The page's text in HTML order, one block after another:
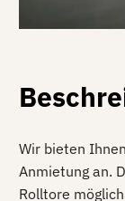
Wir bieten
Anmietung an.
Rolltore